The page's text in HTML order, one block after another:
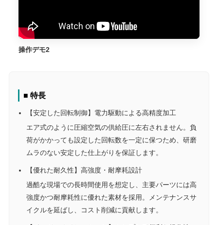
操作デモ2
■ 特長
【安定した回転制御】電力駆動による高精度加工
エア式のように圧縮空気の供給圧に左右されません。負
荷がかかっても設定した回転数を一定に保つため、研磨
ムラのない安定した仕上がりを保証します。
【優れた耐久性】高強度・耐摩耗設計
過酷な現場での長時間使用を想定し、主要パーツには高
強度かつ耐摩耗性に優れた素材を採用。メンテナンスサ
イクルを延ばし、コスト削減に貢献します。